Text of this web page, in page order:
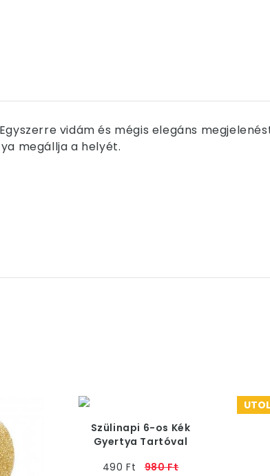
vidám és mégis elegáns
megállja a helyét.
Szülinapi 6-os Kék
Gyertya Tartóval
490 Ft
980 Ft